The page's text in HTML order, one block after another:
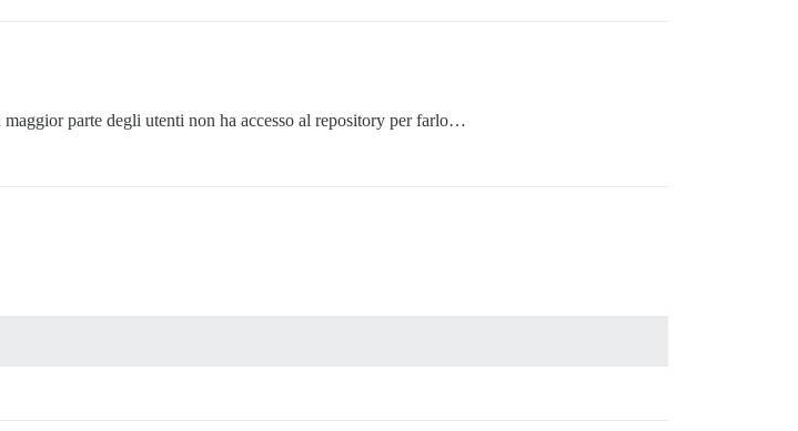
parte degli utenti non ha accesso al repository per farlo…